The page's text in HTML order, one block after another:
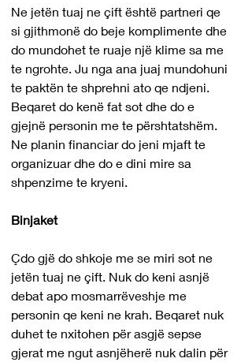
Ne jetën tuaj ne çift është partneri qe
si gjithmonë do beje komplimente dhe
do mundohet te ruaje një klime sa me
te ngrohte. Ju nga ana juaj mundohuni
te paktën te shprehni ato qe ndjeni.
Beqaret do kenë fat sot dhe do e
gjejnë personin me te përshtatshëm.
Ne planin financiar do jeni mjaft te
organizuar dhe do e dini mire sa
shpenzime te kryeni.
Binjaket
Çdo gjë do shkoje me se miri sot ne
jetën tuaj ne çift. Nuk do keni asnjë
debat apo mosmarrëveshje me
personin qe keni ne krah. Beqaret nuk
duhet te nxitohen për asgjë sepse
gjerat me ngut asnjëherë nuk dalin për